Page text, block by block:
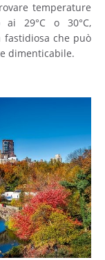
temperature
ai 29°C o 30°C,
che può
dimenticabile.